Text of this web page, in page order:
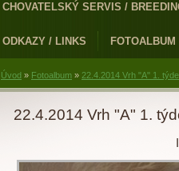
CHOVATELSKÝ SERVIS /
ODKAZY / LINKS FOTOALBUM
Úvod » Fotoalbum » 22.4.2014 Vrh "A" 1.
22.4.2014 Vrh "A" 1.